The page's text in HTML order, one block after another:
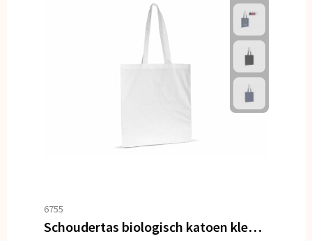
6755
Schoudertas biologisch katoen kleur lang 140g/m² 38x42 cm